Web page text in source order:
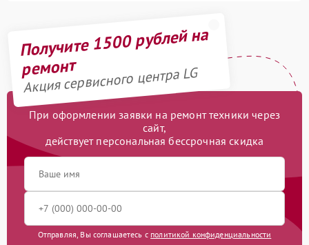
Получите 1500 рублей на
ремонт
Акция сервисного центра LG
При оформлении заявки на ремонт техники через
сайт,
действует персональная бессрочная скидка
Отправляя, Вы соглашаетесь с политикой конфиденциальности